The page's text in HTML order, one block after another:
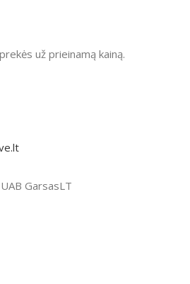
už prieinamą kainą.
GarsasLT